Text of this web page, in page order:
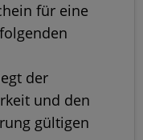
für eine
der
und den
gültigen